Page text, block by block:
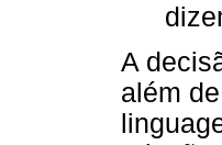
A
além